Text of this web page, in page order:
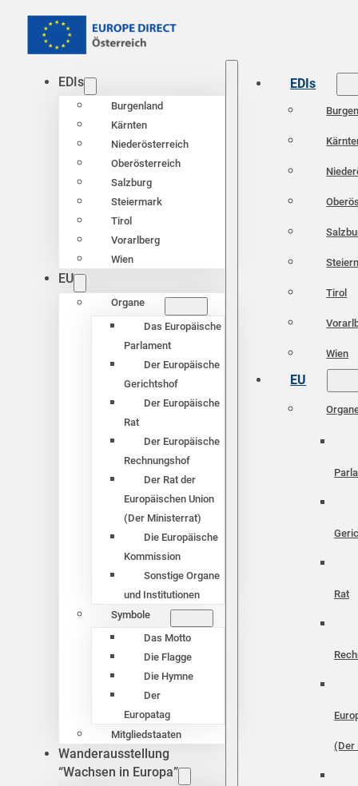
EDIs
Burgenland
Kärnten
Niederösterreich
Oberösterreich
Salzburg
Steiermark
Tirol
Vorarlberg
Wien
EU
Organe
Das Europäische
Parlament
Der Europäische
Gerichtshof
Der Europäische
Rat
Der Europäische
Rechnungshof
Der Rat der
Europäischen Union
(Der Ministerrat)
Die Europäische
Kommission
Sonstige Organe
und Institutionen
Symbole
Das Motto
Die Flagge
Die Hymne
Der
Europatag
Mitgliedstaaten
Wanderausstellung
“Wachsen in Europa”
EDIs
Tirol
Wien
EU
Rat
(Der